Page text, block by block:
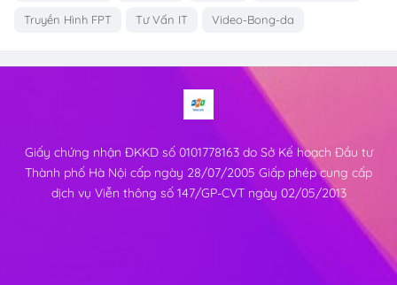
Truyền Hình FPT Tư Vấn IT Video-Bong-da
Giấy chứng nhận ĐKKD số 0101778163 do Sở Kế hoạch Đầu tư
Thành phố Hà Nội cấp ngày 28/07/2005 Giấp phép cung cấp
dịch vụ Viễn thông số 147/GP-CVT ngày 02/05/2013